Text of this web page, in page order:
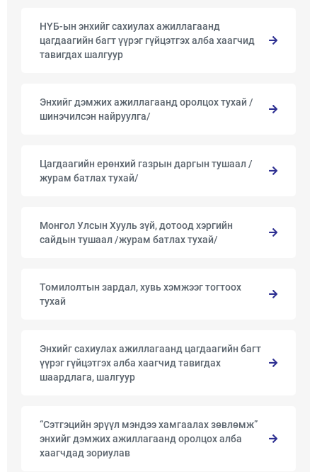
НҮБ-ын энхийг сахиулах ажиллагаанд
цагдаагийн багт үүрэг гүйцэтгэх алба хаагчид
тавигдах шалгуур
Энхийг дэмжих ажиллагаанд оролцох тухай /
шинэчилсэн найруулга/
Цагдаагийн ерөнхий газрын даргын тушаал /
журам батлах тухай/
Монгол Улсын Хууль зүй, дотоод хэргийн
сайдын тушаал /журам батлах тухай/
Томилолтын зардал, хувь хэмжээг тогтоох
тухай
Энхийг сахиулах ажиллагаанд цагдаагийн багт
үүрэг гүйцэтгэх алба хаагчид тавигдах
шаардлага, шалгуур
“Сэтгэцийн эрүүл мэндээ хамгаалах зөвлөмж”
энхийг дэмжих ажиллагаанд оролцох алба
хаагчдад зориулав